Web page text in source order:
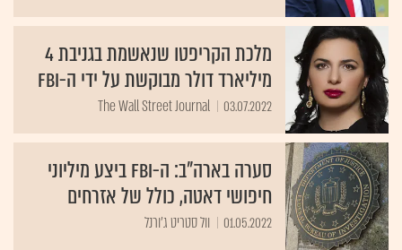
מלכת הקריפטו שנאשמת בגניבת 4
מיליארד דולר מבוקשת על ידי ה-FBI
03.07.2022
The Wall Street Journal
סערה בארה"ב: ה-FBI ביצע מיליוני
חיפושי דאטה, כולל של אזרחים
01.05.2022 וול סטריט ג'ורנל